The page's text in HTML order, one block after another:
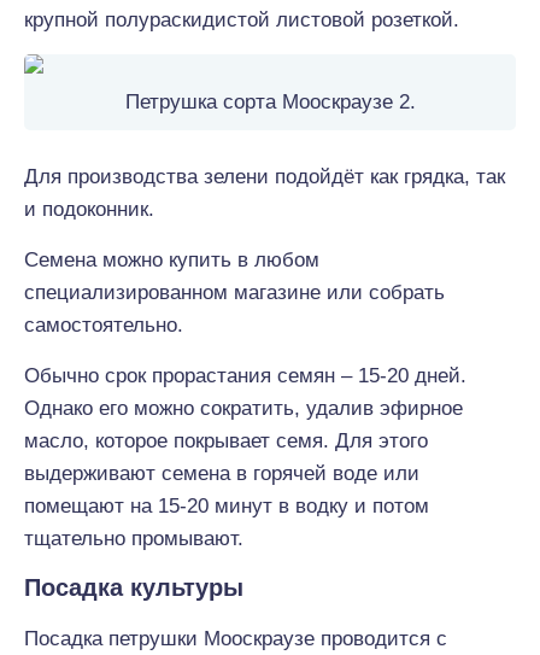
крупной полураскидистой листовой розеткой.
Петрушка сорта Мооскраузе 2.
Для производства зелени подойдёт как грядка, так
и подоконник.
Семена можно купить в любом
специализированном магазине или собрать
самостоятельно.
Обычно срок прорастания семян – 15-20 дней.
Однако его можно сократить, удалив эфирное
масло, которое покрывает семя. Для этого
выдерживают семена в горячей воде или
помещают на 15-20 минут в водку и потом
тщательно промывают.
Посадка культуры
Посадка петрушки Мооскраузе проводится с